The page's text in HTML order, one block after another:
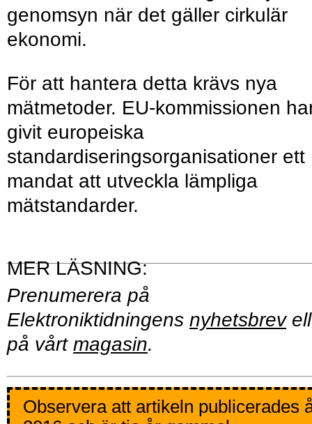
genomsyn när det gäller cirkulär
ekonomi.
För att hantera detta krävs nya
mätmetoder. EU-kommissionen
givit europeiska
standardiseringsorganisationer ett
mandat att utveckla lämpliga
mätstandarder.
Prenumerera på
Elektroniktidningens nyhetsbrev
på vårt magasin.
Observera att artikeln publicerades